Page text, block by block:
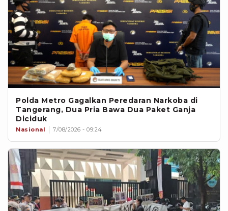
Polda Metro Gagalkan Peredaran Narkoba di
Tangerang, Dua Pria Bawa Dua Paket Ganja
Diciduk
Nasional 7/08/2026 - 09:24